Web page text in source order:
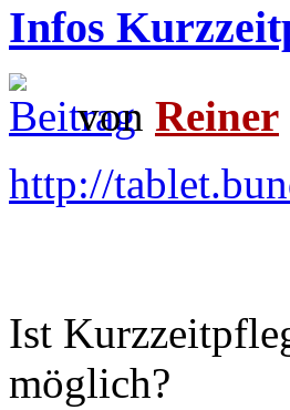
Infos
von Reiner
http://
Ist
möglich?